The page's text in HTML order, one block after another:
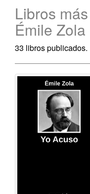
Libros
Émile Zola
33 libros publicados.